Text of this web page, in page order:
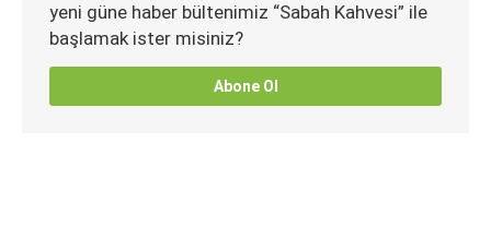
yeni güne haber bültenimiz “Sabah Kahvesi” ile
başlamak ister misiniz?
Abone Ol